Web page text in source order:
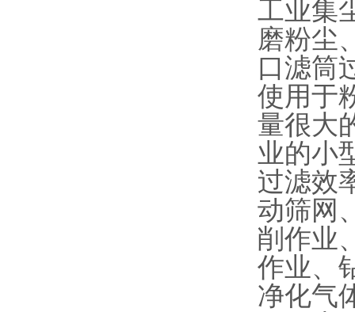
工业集
磨粉尘
口滤筒
使用于
量很大
业的小
过滤效
动筛网
削作业
作业、
净化气